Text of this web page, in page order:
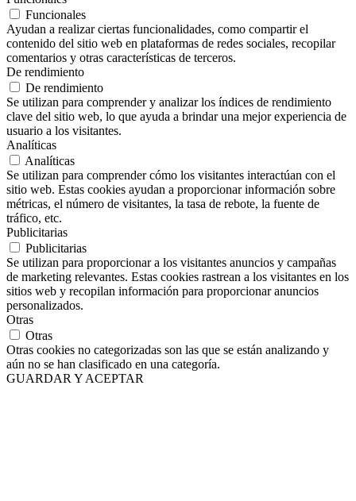
Funcionales
Ayudan a realizar ciertas funcionalidades, como compartir el
contenido del sitio web en plataformas de redes sociales, recopilar
comentarios y otras características de terceros.
De rendimiento
De rendimiento
Se utilizan para comprender y analizar los índices de rendimiento
clave del sitio web, lo que ayuda a brindar una mejor experiencia de
usuario a los visitantes.
Analíticas
Analíticas
Se utilizan para comprender cómo los visitantes interactúan con el
sitio web. Estas cookies ayudan a proporcionar información sobre
métricas, el número de visitantes, la tasa de rebote, la fuente de
tráfico, etc.
Publicitarias
Publicitarias
Se utilizan para proporcionar a los visitantes anuncios y campañas
de marketing relevantes. Estas cookies rastrean a los visitantes en los
sitios web y recopilan información para proporcionar anuncios
personalizados.
Otras
Otras
Otras cookies no categorizadas son las que se están analizando y
aún no se han clasificado en una categoría.
GUARDAR Y ACEPTAR